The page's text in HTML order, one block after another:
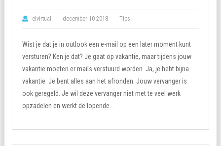
elvirtual december 10 2018 Tips
Wist je dat je in outlook een e-mail op een later moment kunt
versturen? Ken je dat? Je gaat op vakantie, maar tijdens jouw
vakantie moeten er mails verstuurd worden. Ja, je hebt bijna
vakantie. Je bent alles aan het afronden. Jouw vervanger is
ook geregeld. Je wil deze vervanger niet met te veel werk
opzadelen en werkt de lopende…